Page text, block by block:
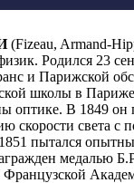
(Fizeau, Armand-
Родился 23
и Парижской
школы в
оптике. В 1849 он
скорости света с
пытался
медалью